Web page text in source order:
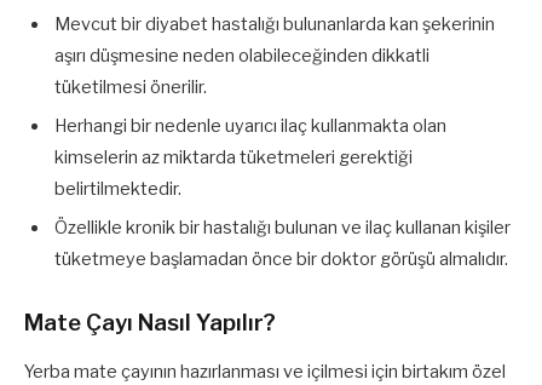
Mevcut bir diyabet hastalığı bulunanlarda kan şekerinin
aşırı düşmesine neden olabileceğinden dikkatli
tüketilmesi önerilir.
Herhangi bir nedenle uyarıcı ilaç kullanmakta olan
kimselerin az miktarda tüketmeleri gerektiği
belirtilmektedir.
Özellikle kronik bir hastalığı bulunan ve ilaç kullanan kişiler
tüketmeye başlamadan önce bir doktor görüşü almalıdır.
Mate Çayı Nasıl Yapılır?
Yerba mate çayının hazırlanması ve içilmesi için birtakım özel